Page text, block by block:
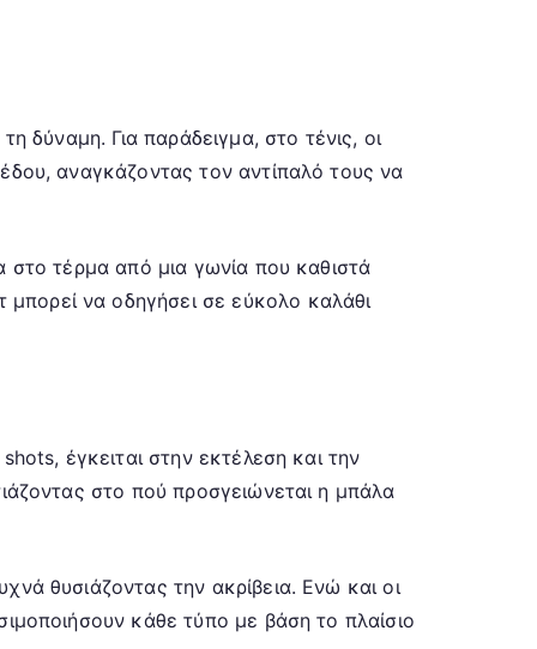
δύναμη. Για παράδειγμα, στο τένις, οι
αναγκάζοντας τον αντίπαλό τους να
στο τέρμα από μια γωνία που καθιστά
να οδηγήσει σε εύκολο καλάθι
έγκειται στην εκτέλεση και την
στο πού προσγειώνεται η μπάλα
θυσιάζοντας την ακρίβεια. Ενώ και οι
κάθε τύπο με βάση το πλαίσιο